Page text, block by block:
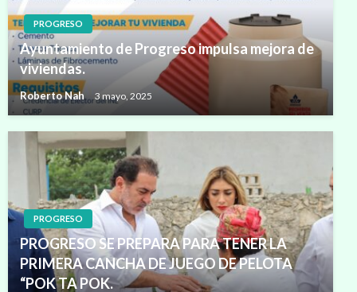
PROGRESO
Ayuntamiento de Progreso impulsa mejora de
viviendas.
Roberto Nah 3 mayo, 2025
PROGRESO
PROGRESO SE PREPARA PARA TENER LA
PRIMERA CANCHA DE JUEGO DE PELOTA
“POK TA POK.